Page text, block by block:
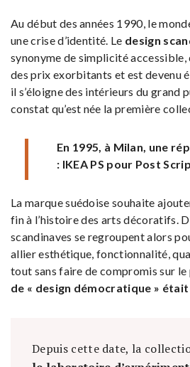
Au début des années 1990, le
une crise d’identité. Le design
synonyme de simplicité
des prix exorbitants et est devenu
il s’éloigne des intérieurs du grand
constat qu’est née la première
En 1995, à Milan, une
: IKEA PS pour Post
La marque suédoise souhaite
fin à l’histoire des arts décoratifs.
scandinaves se regroupent alors
allier esthétique, fonctionnalité,
tout sans faire de compromis sur le
de « design démocratique » était
Depuis cette date, la